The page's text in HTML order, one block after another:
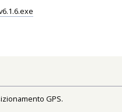
GPS.